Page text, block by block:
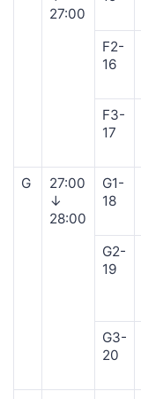
27:00
F2-
16
F3-
17
G
27:00
↓
28:00
G1-
18
G2-
19
G3-
20